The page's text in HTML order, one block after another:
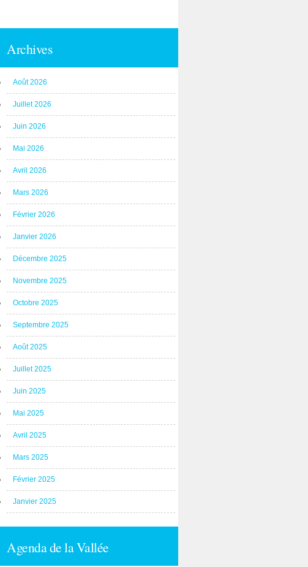
Archives
Août 2026
Juillet 2026
Juin 2026
Mai 2026
Avril 2026
Mars 2026
Février 2026
Janvier 2026
Décembre 2025
Novembre 2025
Octobre 2025
Septembre 2025
Août 2025
Juillet 2025
Juin 2025
Mai 2025
Avril 2025
Mars 2025
Février 2025
Janvier 2025
Agenda de la Vallée